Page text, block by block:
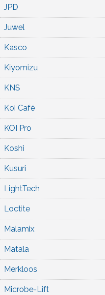
JPD
Juwel
Kasco
Kiyomizu
KNS
Koi Café
KOI Pro
Koshi
Kusuri
LightTech
Loctite
Malamix
Matala
Merkloos
Microbe-Lift